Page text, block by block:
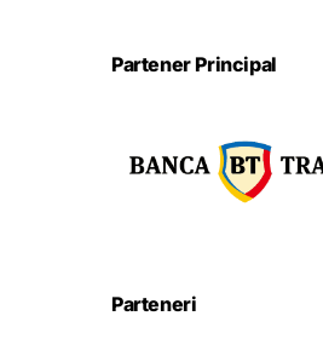
Partener Principal
Parteneri